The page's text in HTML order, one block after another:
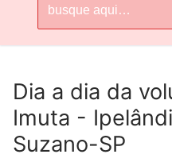
por:
Dia a dia da
Imuta -
Suzano-SP